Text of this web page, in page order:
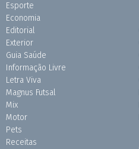
Esporte
Economia
Editorial
Exterior
Guia Saúde
Informação Livre
Letra Viva
Magnus Futsal
Mix
Motor
Pets
Receitas